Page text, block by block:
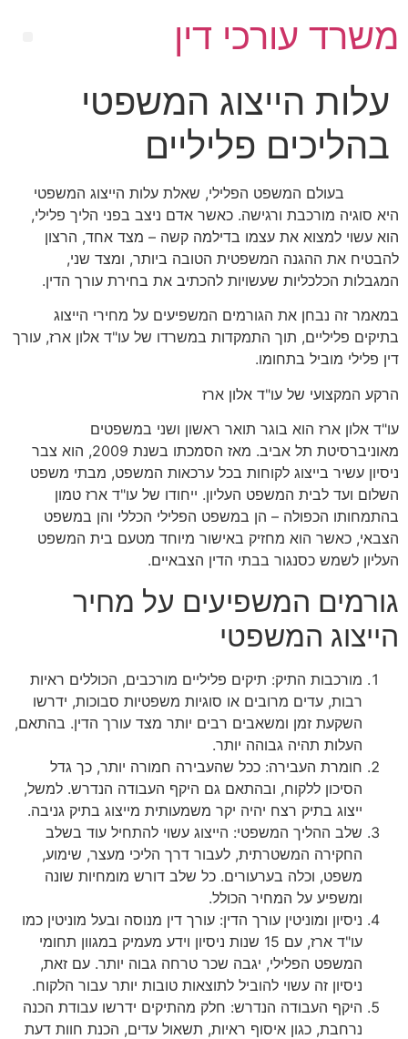
משרד עורכי דין
עלות הייצוג המשפטי
בהליכים פליליים
בעולם המשפט הפלילי, שאלת עלות הייצוג המשפטי
היא סוגיה מורכבת ורגישה. כאשר אדם ניצב בפני הליך פלילי,
הוא עשוי למצוא את עצמו בדילמה קשה – מצד אחד, הרצון
להבטיח את ההגנה המשפטית הטובה ביותר, ומצד שני,
המגבלות הכלכליות שעשויות להכתיב את בחירת עורך הדין.
במאמר זה נבחן את הגורמים המשפיעים על מחירי הייצוג
בתיקים פליליים, תוך התמקדות במשרדו של עו"ד אלון ארז, עורך
דין פלילי מוביל בתחומו.
הרקע המקצועי של עו"ד אלון ארז
עו"ד אלון ארז הוא בוגר תואר ראשון ושני במשפטים
מאוניברסיטת תל אביב. מאז הסמכתו בשנת 2009, הוא צבר
ניסיון עשיר בייצוג לקוחות בכל ערכאות המשפט, מבתי משפט
השלום ועד לבית המשפט העליון. ייחודו של עו"ד ארז טמון
בהתמחותו הכפולה – הן במשפט הפלילי הכללי והן במשפט
הצבאי, כאשר הוא מחזיק באישור מיוחד מטעם בית המשפט
העליון לשמש כסנגור בבתי הדין הצבאיים.
גורמים המשפיעים על מחיר
הייצוג המשפטי
מורכבות התיק: תיקים פליליים מורכבים, הכוללים ראיות
רבות, עדים מרובים או סוגיות משפטיות סבוכות, ידרשו
השקעת זמן ומשאבים רבים יותר מצד עורך הדין. בהתאם,
העלות תהיה גבוהה יותר.
חומרת העבירה: ככל שהעבירה חמורה יותר, כך גדל
הסיכון ללקוח, ובהתאם גם היקף העבודה הנדרש. למשל,
ייצוג בתיק רצח יהיה יקר משמעותית מייצוג בתיק גניבה.
שלב ההליך המשפטי: הייצוג עשוי להתחיל עוד בשלב
החקירה המשטרתית, לעבור דרך הליכי מעצר, שימוע,
משפט, וכלה בערעורים. כל שלב דורש מומחיות שונה
ומשפיע על המחיר הכולל.
ניסיון ומוניטין עורך הדין: עורך דין מנוסה ובעל מוניטין כמו
עו"ד ארז, עם 15 שנות ניסיון וידע מעמיק במגוון תחומי
המשפט הפלילי, יגבה שכר טרחה גבוה יותר. עם זאת,
ניסיון זה עשוי להוביל לתוצאות טובות יותר עבור הלקוח.
היקף העבודה הנדרש: חלק מהתיקים ידרשו עבודת הכנה
נרחבת, כגון איסוף ראיות, תשאול עדים, הכנת חוות דעת